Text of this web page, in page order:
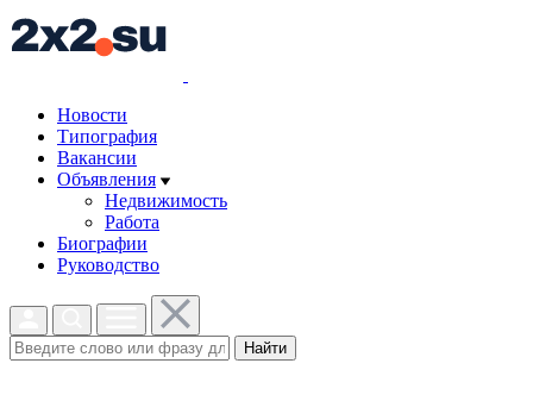
Новости
Типография
Вакансии
Объявления
Недвижимость
Работа
Биографии
Руководство
Найти